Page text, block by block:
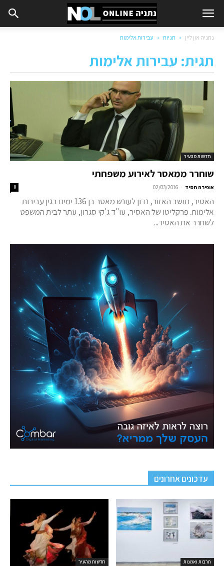
נתניה און ליין תגיות עבירות אלימות
תגית: עבירות אלימות
חדשות מהעיר
שוחרר ממאסר לאירוע משפחתי
אופירה חסיד -
02/03/2016
0
האסיר, תושב האזור, נדון לעונש מאסר בן 136 ימים בגין עבירות
אלימות. פרקליטו של האסיר, עו"ד ג'קי סגרון, עתר לבית המשפט
לשחרר את האסיר...
עדכונים אחרונים
חדשות מהעיר תרבות ואמנות